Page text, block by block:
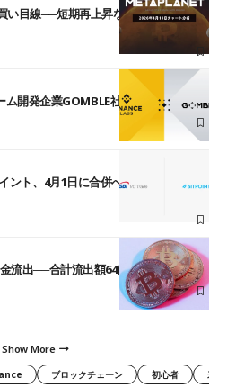
い目線──短期再上昇ならば340円台が
開発企業GOMBLE社に出資
ント、4月1日に合併へ──2ブランド維
流出──合計流出額64億ドルに
Show More
ブロックチェーン 初心者 米国